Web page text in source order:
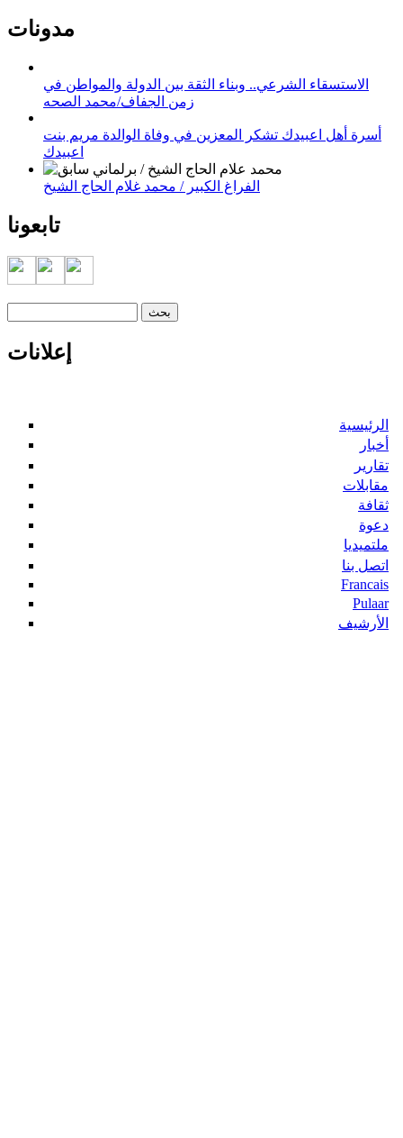
مدونات
الاستسقاء الشرعي.. وبناء الثقة بين الدولة والمواطن في
زمن الجفاف/محمد الصحه
أسرة أهل اعبيدك تشكر المعزين في وفاة الوالدة مريم بنت
اعبيدك
الفراغ الكبير / محمد غلام الحاج الشيخ
تابعونا
إعلانات
الرئيسية
أخبار
تقارير
مقابلات
ثقافة
دعوة
ملتميديا
اتصل بنا
Francais
Pulaar
الأرشيف